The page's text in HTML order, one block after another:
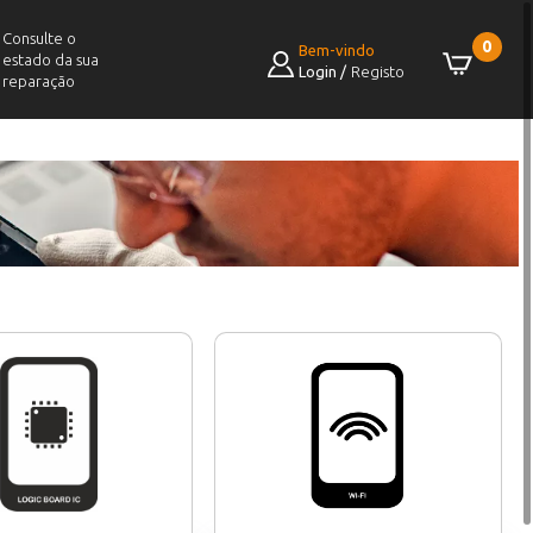
Consulte o
estado da sua
reparação
0
Bem-vindo
Login / Registo